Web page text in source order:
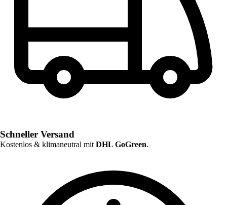
Schneller Versand
Kostenlos & klimaneutral mit DHL GoGreen.